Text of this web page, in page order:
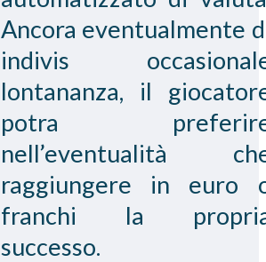
Ancora eventualmente
indivis
lontananza, il
potra
nell’eventualità
raggiungere in euro
franchi la
successo.